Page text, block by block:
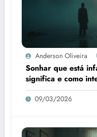
Anderson Oliveira
Sonhar que está
significa e como
09/03/2026